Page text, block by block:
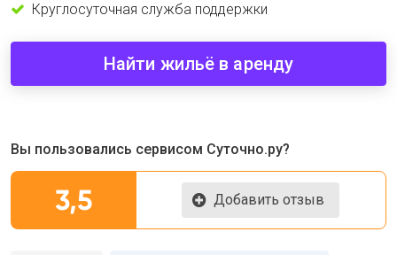
Круглосуточная служба поддержки
Найти жильё в аренду
Вы пользовались сервисом Суточно.ру?
3,5 Добавить отзыв